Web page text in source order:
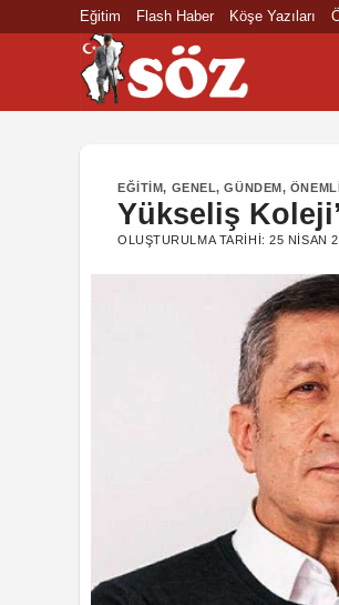
Eğitim Flash Haber Köşe Yazıları
EĞITIM, GENEL,GÜNDEM,
Yükseliş
OLUŞTURULMA TARIHI:25 NISAN